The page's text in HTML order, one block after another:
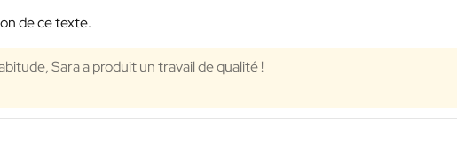
de ce texte.
Sara a produit un travail de qualité !